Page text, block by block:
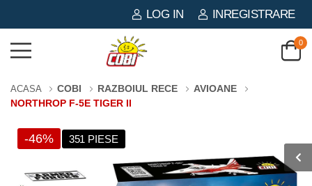
LOG IN INREGISTRARE
0
ACASA COBI RAZBOIUL RECE
AVIOANE
NORTHROP F-5E TIGER II
-46% 351 PIESE